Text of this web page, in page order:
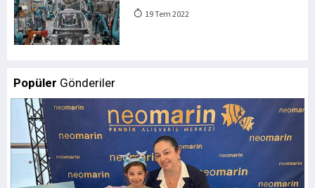
19 Tem 2022
Popüler Gönderiler